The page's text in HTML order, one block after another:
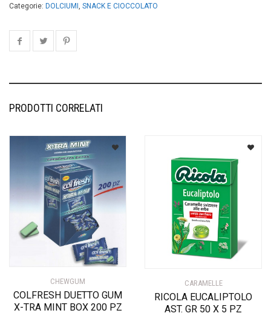
Categorie: DOLCIUMI SNACK E CIOCCOLATO
PRODOTTI CORRELATI
CHEWGUM
COLFRESH DUETTO GUM
X-TRA MINT BOX 200 PZ
CARAMELLE
RICOLA EUCALIPTOLO
AST. GR 50 X 5 PZ